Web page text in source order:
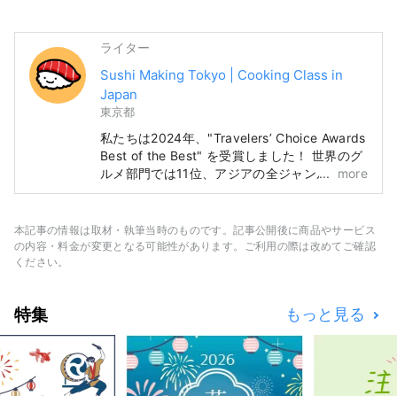
ライター
Sushi Making Tokyo | Cooking Class in
Japan
東京都
私たちは2024年、"Travelers’ Choice Awards
Best of the Best" を受賞しました！ 世界のグ
ルメ部門では11位、アジアの全ジャンルで25
位にランクインしました！ 日本文化をもっと
司作り体験」が始まりました！ 日本滞在の素
敵なワンシーンになるようにスタッフ全員でお
more
本記事の情報は取材・執筆当時のものです。記事公開後に商品やサービス
の内容・料金が変更となる可能性があります。ご利用の際は改めてご確認
ください。
特集 もっと見る